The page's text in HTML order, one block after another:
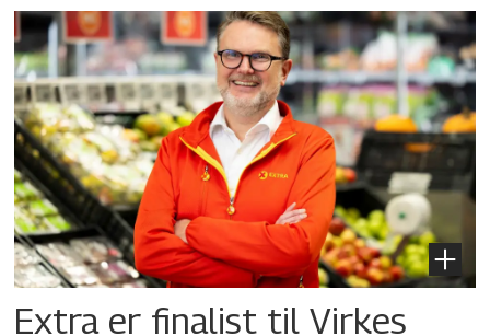
Extra er finalist til Virkes